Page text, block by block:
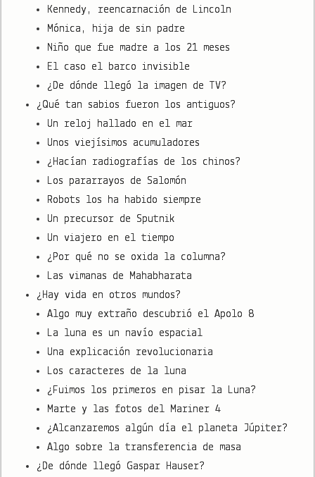
Kennedy, reencarnación de Lincoln
Mónica, hija de sin padre
Niño que fue madre a los 21 meses
El caso el barco invisible
¿De dónde llegó la imagen de TV?
¿Qué tan sabios fueron los antiguos?
Un reloj hallado en el mar
Unos viejísimos acumuladores
¿Hacían radiografías de los chinos?
Los pararrayos de Salomón
Robots los ha habido siempre
Un precursor de Sputnik
Un viajero en el tiempo
¿Por qué no se oxida la columna?
Las vimanas de Mahabharata
¿Hay vida en otros mundos?
Algo muy extraño descubrió el Apolo 8
La luna es un navío espacial
Una explicación revolucionaria
Los caracteres de la luna
¿Fuimos los primeros en pisar la Luna?
Marte y las fotos del Mariner 4
¿Alcanzaremos algún día el planeta Júpiter?
Algo sobre la transferencia de masa
¿De dónde llegó Gaspar Hauser?